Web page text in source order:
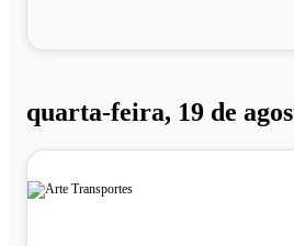
quarta-feira, 19 de